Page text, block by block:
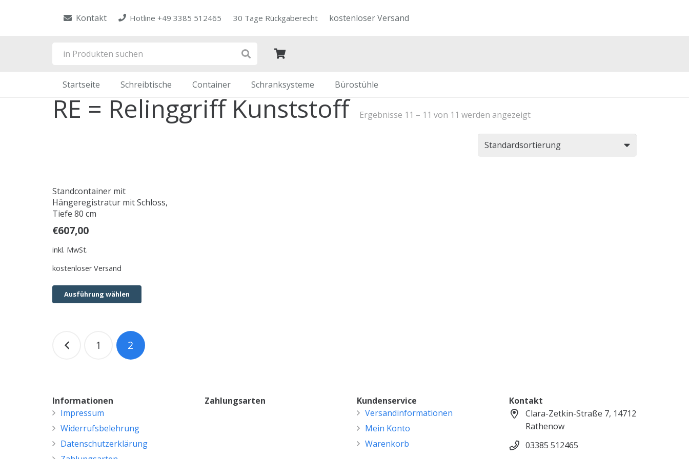
Kontakt Hotline +49 3385 512465 30 Tage Rückgaberecht kostenloser Versand
Startseite Schreibtische Container Schranksysteme Bürostühle
RE = Relinggriff Kunststoff Ergebnisse 11 – 11 von 11 werden angezeigt
Standcontainer mit
Hängeregistratur mit Schloss,
Tiefe 80 cm
€607,00
inkl. MwSt.
kostenloser Versand
Ausführung wählen
Beitragsnavigation
1 2
Informationen
Impressum
Widerrufsbelehrung
Datenschutzerklärung
Zahlungsarten
Kundenservice
Versandinformationen
Mein Konto
Warenkorb
Kontakt
Clara-Zetkin-Straße 7, 14712
Rathenow
03385 512465